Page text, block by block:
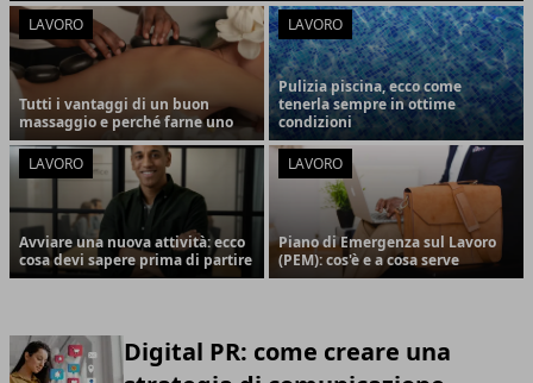
LAVORO
Tutti i vantaggi di un buon
massaggio e perché farne uno
LAVORO
Pulizia piscina, ecco come
tenerla sempre in ottime
condizioni
LAVORO
Avviare una nuova attività: ecco
cosa devi sapere prima di partire
LAVORO
Piano di Emergenza sul Lavoro
(PEM): cos'è e a cosa serve
Digital PR: come creare una